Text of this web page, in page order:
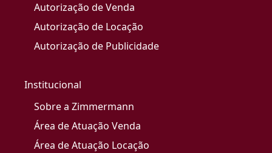
Autorização de Venda
Autorização de Locação
Autorização de Publicidade
Institucional
Sobre a Zimmermann
Área de Atuação Venda
Área de Atuação Locação